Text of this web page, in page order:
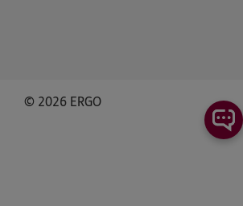
© 2026 ERGO